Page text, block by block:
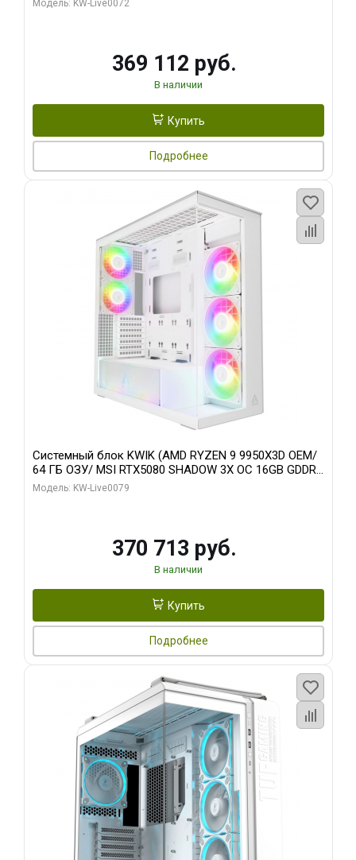
Модель: KW-Live0072
369 112 руб.
В наличии
Купить
Подробнее
Системный блок KWIK (AMD RYZEN 9 9950X3D OEM/
64 ГБ ОЗУ/ MSI RTX5080 SHADOW 3X OC 16GB GDDR7
256bit 3xDP HDMI/ 960 ГБ SSD)
Модель: KW-Live0079
370 713 руб.
В наличии
Купить
Подробнее